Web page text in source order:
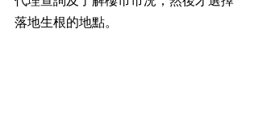
落地生根的地點。